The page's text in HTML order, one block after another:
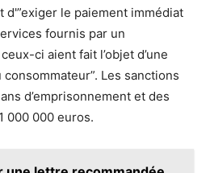
d'”exiger le paiement immédiat
fournis par un
ci aient fait l’objet d’une
Les sanctions
d’emprisonnement et des
000 000 euros.